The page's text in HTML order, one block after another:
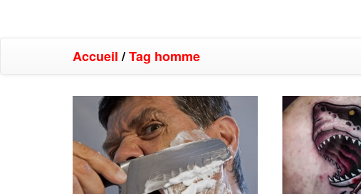
Accueil /Tag homme